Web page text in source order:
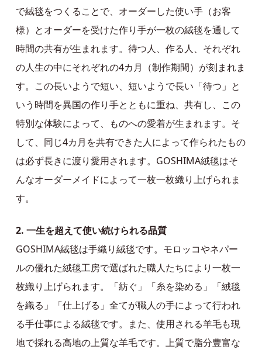
で絨毯をつくることで、オーダーした使い手（お客
様）とオーダーを受けた作り手が一枚の絨毯を通して
時間の共有が生まれます。待つ人、作る人、それぞれ
の人生の中にそれぞれの4カ月（制作期間）が刻まれま
す。この長いようで短い、短いようで長い「待つ」と
いう時間を異国の作り手とともに重ね、共有し、この
特別な体験によって、ものへの愛着が生まれます。そ
して、同じ4カ月を共有できた人によって作られたもの
は必ず長きに渡り愛用されます。GOSHIMA絨毯はそ
んなオーダーメイドによって一枚一枚織り上げられま
す。
2. 一生を超えて使い続けられる品質
GOSHIMA絨毯は手織り絨毯です。モロッコやネパー
ルの優れた絨毯工房で選ばれた職人たちにより一枚一
枚織り上げられます。「紡ぐ」「糸を染める」「絨毯
を織る」「仕上げる」全てが職人の手によって行われ
る手仕事による絨毯です。また、使用される羊毛も現
地で採れる高地の上質な羊毛です。上質で脂分豊富な